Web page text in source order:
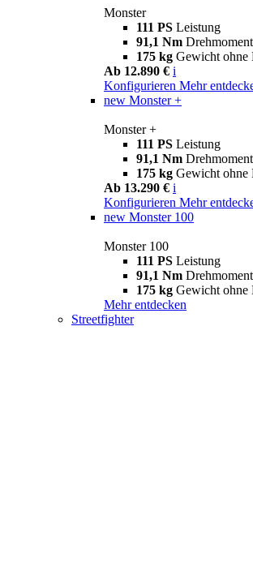
Monster
111 PS Leistung
91,1 Nm Drehmoment
175 kg Gewicht ohne
Ab 12.890 € i
Konfigurieren Mehr
new Monster +
Monster +
111 PS Leistung
91,1 Nm Drehmoment
175 kg Gewicht ohne
Ab 13.290 € i
Konfigurieren Mehr
new Monster 100
Monster 100
111 PS Leistung
91,1 Nm Drehmoment
175 kg Gewicht ohne
Mehr entdecken
Streetfighter